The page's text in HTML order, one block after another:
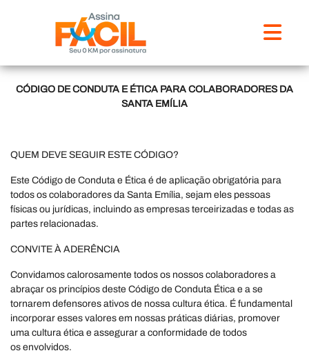
CÓDIGO DE CONDUTA E ÉTICA PARA COLABORADORES DA
SANTA EMÍLIA
QUEM DEVE SEGUIR ESTE CÓDIGO?
Este Código de Conduta e Ética é de aplicação obrigatória para
todos os colaboradores da Santa Emília, sejam eles pessoas
físicas ou jurídicas, incluindo as empresas terceirizadas e todas as
partes relacionadas.
CONVITE À ADERÊNCIA
Convidamos calorosamente todos os nossos colaboradores a
abraçar os princípios deste Código de Conduta Ética e a se
tornarem defensores ativos de nossa cultura ética. É fundamental
incorporar esses valores em nossas práticas diárias, promover
uma cultura ética e assegurar a conformidade de todos
os envolvidos.